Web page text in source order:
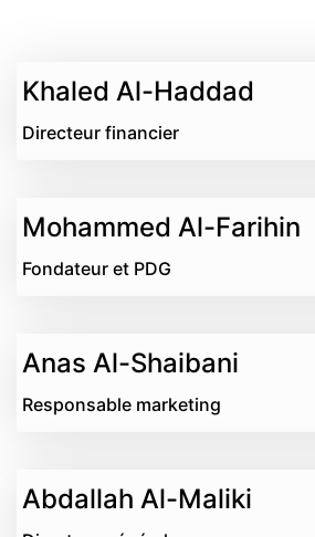
Khaled Al-Haddad
Directeur financier
Mohammed Al-Farihin
Fondateur et PDG
Anas Al-Shaibani
Responsable marketing
Abdallah Al-Maliki